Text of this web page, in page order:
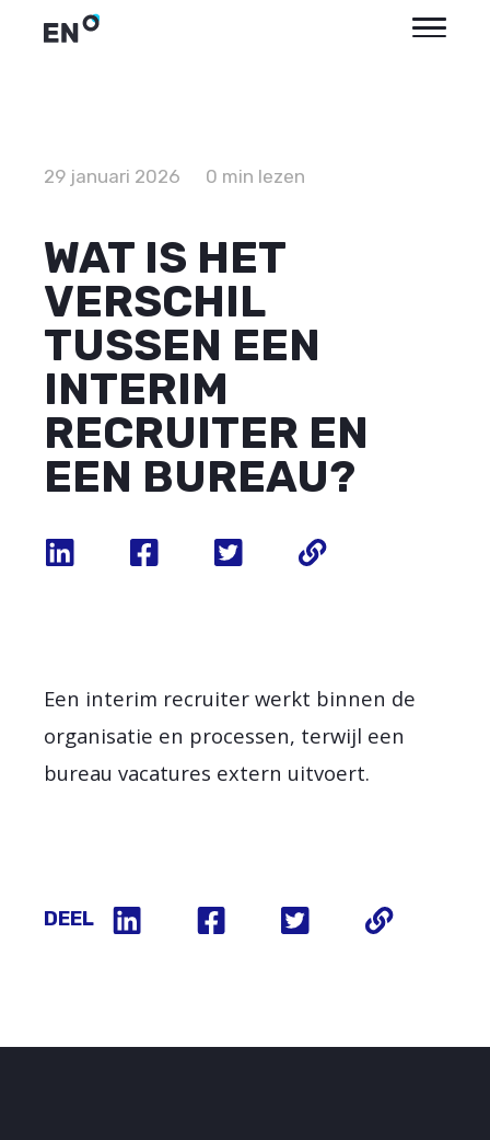
29 januari 2026 0 min lezen
WAT IS HET
VERSCHIL
TUSSEN EEN
INTERIM
RECRUITER EN
EEN BUREAU?
Een interim recruiter werkt binnen de
organisatie en processen, terwijl een
bureau vacatures extern uitvoert.
DEEL